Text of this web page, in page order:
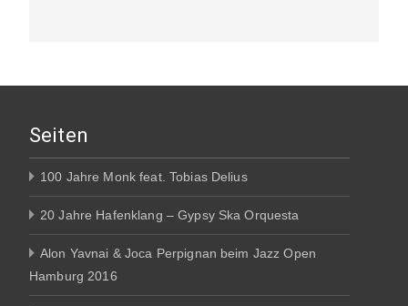
Seiten
100 Jahre Monk feat. Tobias Delius
20 Jahre Hafenklang – Gypsy Ska Orquesta
Alon Yavnai & Joca Perpignan beim Jazz Open
Hamburg 2016